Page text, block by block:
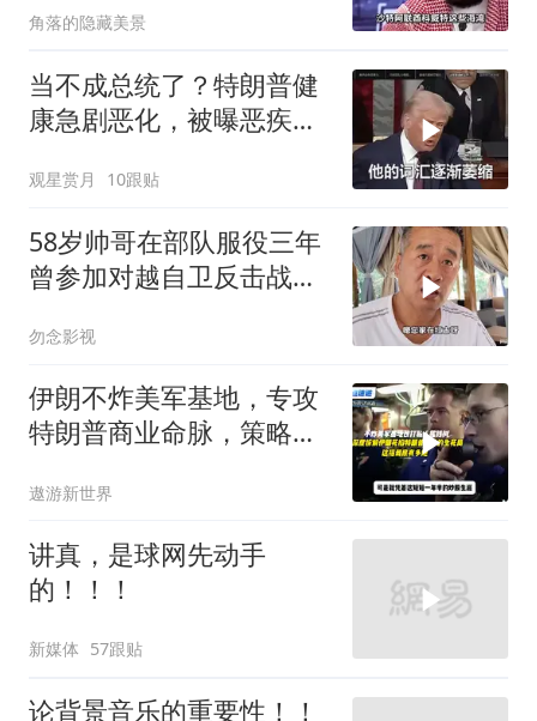
角落的隐藏美景
当不成总统了？特朗普健
康急剧恶化，被曝恶疾缠
观星赏月 10跟贴
58岁帅哥在部队服役三年
曾参加对越自卫反击战讲
勿念影视
伊朗不炸美军基地，专攻
特朗普商业命脉，策略高
遨游新世界
讲真，是球网先动手
的！！！
新媒体 57跟贴
论背景音乐的重要性！！